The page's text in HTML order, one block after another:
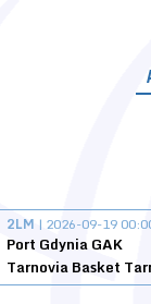
2LM | 2026-09-19
Port Gdynia GAK